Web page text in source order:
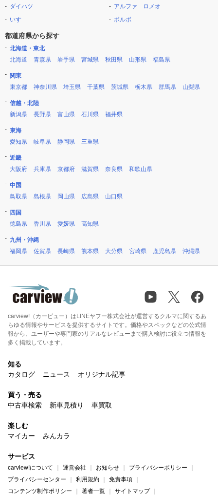
ダイハツ
いすゞ
アルファ ロメオ
ボルボ
都道府県から探す
北海道・東北
北海道
青森県 岩手県 宮城県 秋田県 山形県 福島県
関東
東京都
神奈川県 埼玉県 千葉県 茨城県 栃木県 群馬県 山梨県
信越・北陸
新潟県
長野県 富山県 石川県 福井県
東海
愛知県
岐阜県 静岡県 三重県
近畿
大阪府
兵庫県 京都府 滋賀県 奈良県 和歌山県
中国
鳥取県
島根県 岡山県 広島県 山口県
四国
徳島県
香川県 愛媛県 高知県
九州・沖縄
福岡県
佐賀県 長崎県 熊本県 大分県 宮崎県 鹿児島県 沖縄県
carview!（カービュー）はLINEヤフー株式会社が運営するクルマに関するあ
らゆる情報やサービスを提供するサイトです。価格やスペックなどの公式情
報から、ユーザーや専門家のリアルなレビューまで購入検討に役立つ情報を
多く掲載しています。
知る
カタログ
ニュース オリジナル記事
買う・売る
中古車検索
新車見積り 車買取
楽しむ
マイカー
みんカラ
サービス
carview!について 運営会社 お知らせ
プライバシーポリシー
プライバシーセンター
利用規約
免責事項
コンテンツ制作ポリシー
著者一覧 サイトマップ